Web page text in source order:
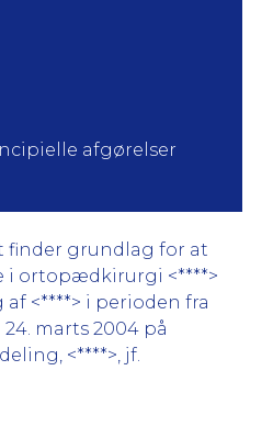
afgørelser
grundlag for at
i ortopædkirurgi <****>
<****> i perioden fra
marts 2004 på
<****>, jf.